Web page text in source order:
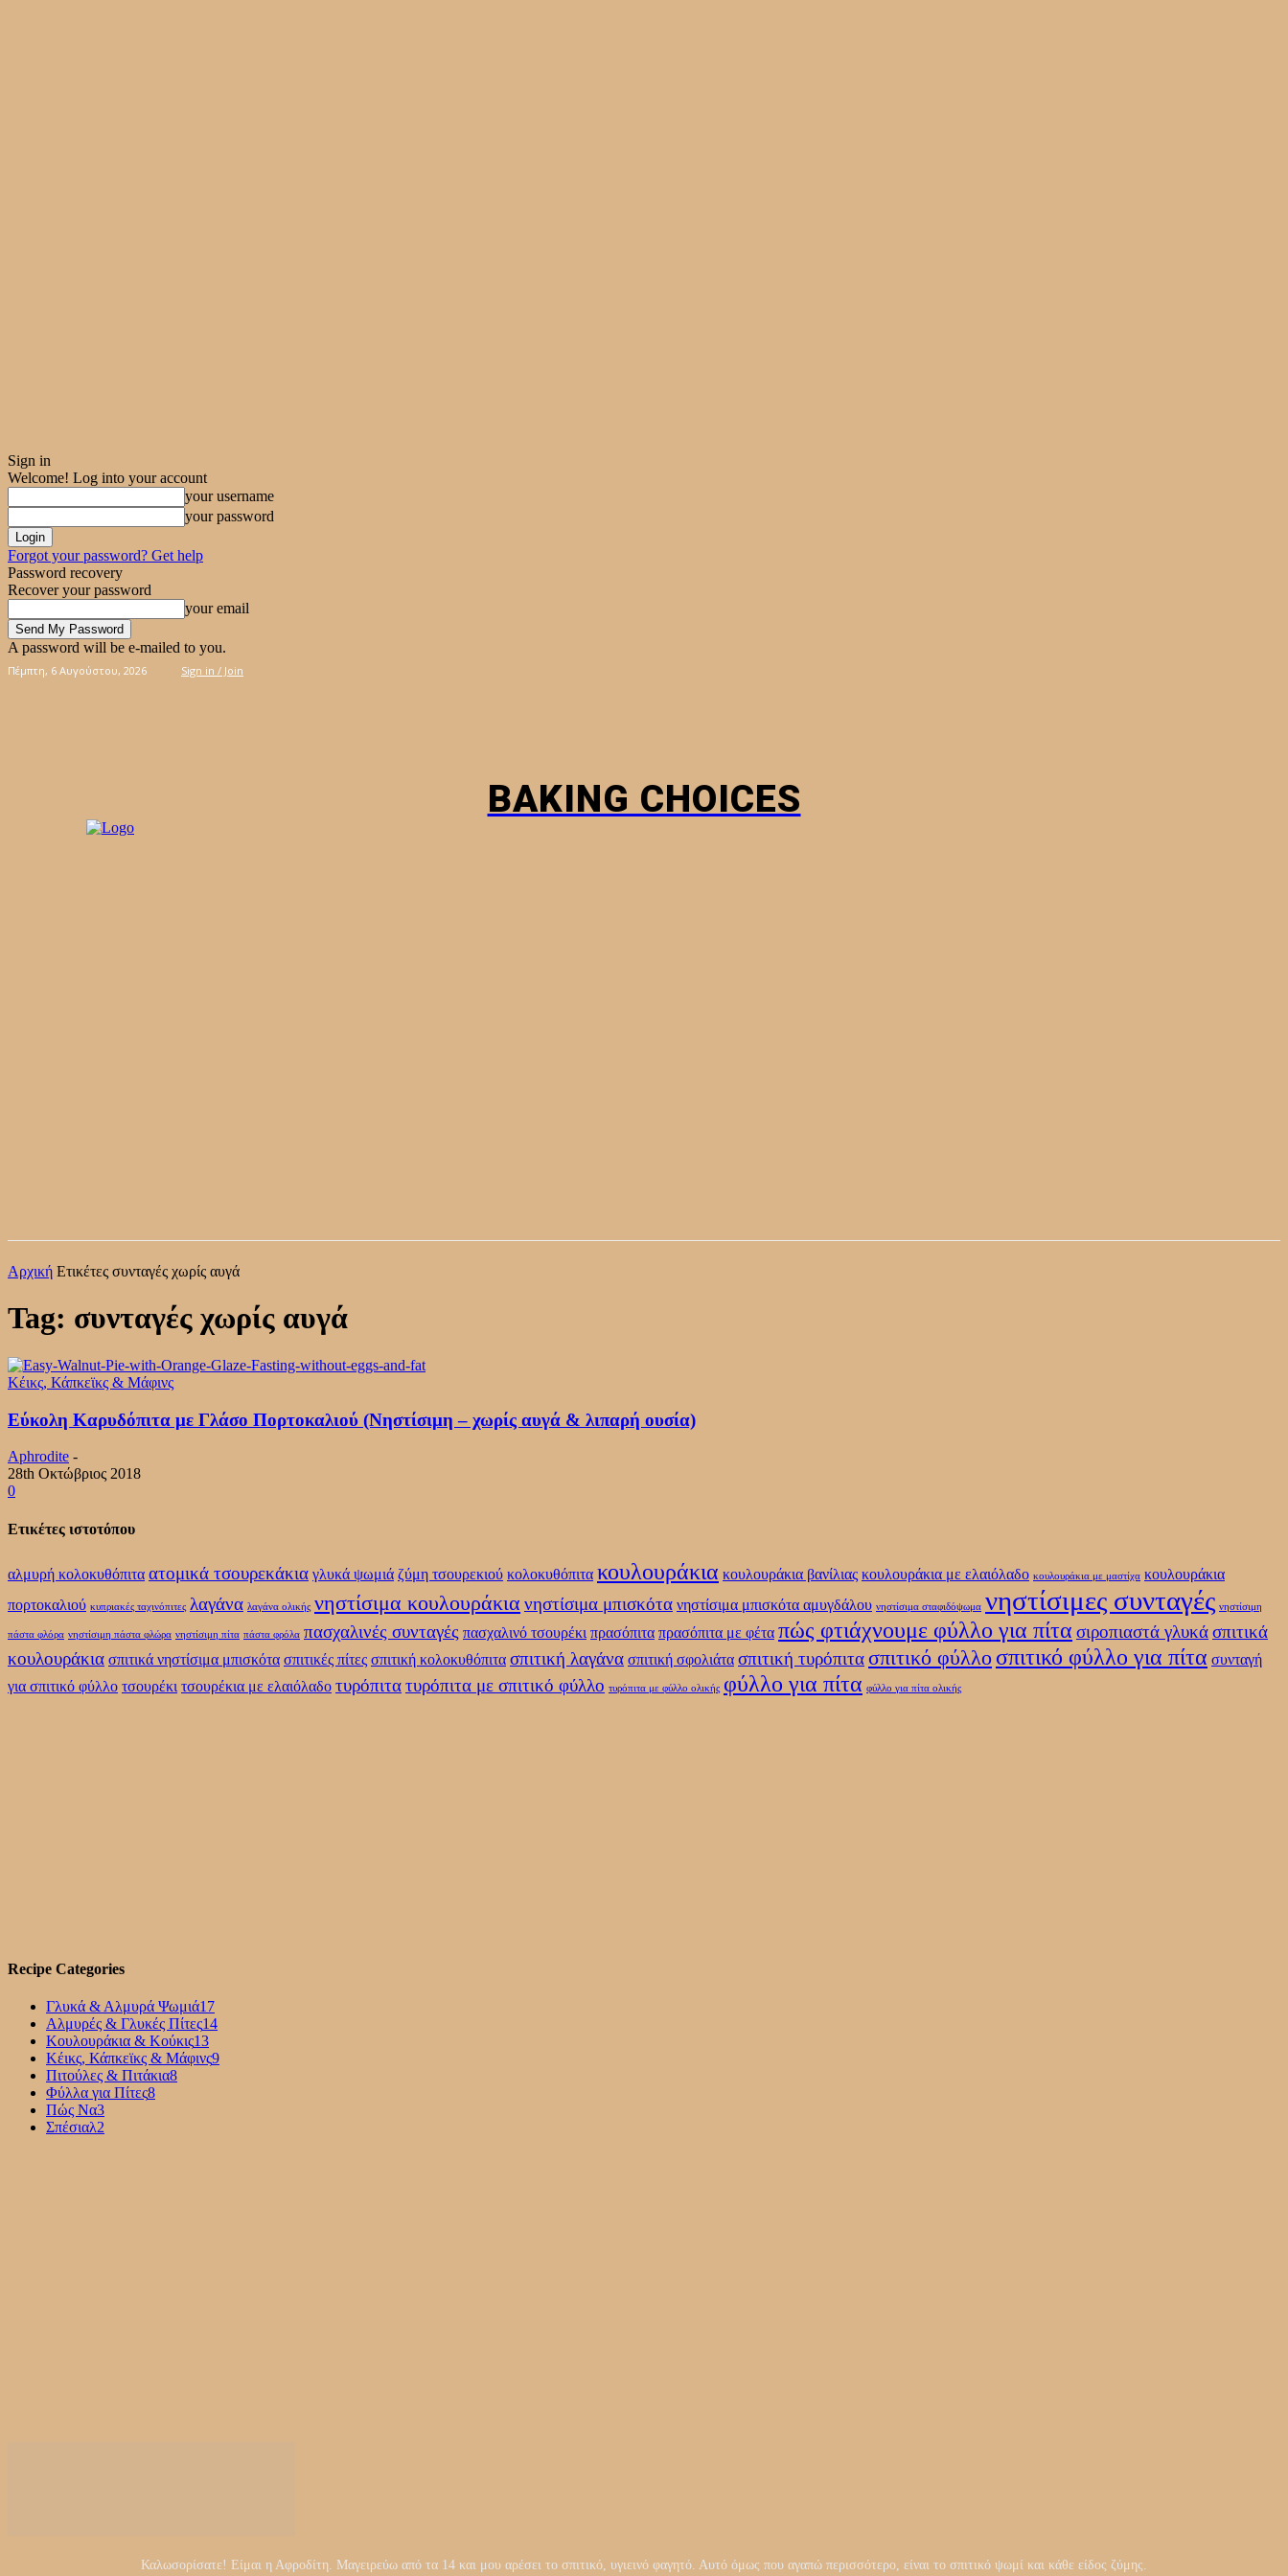
Sign in
Welcome! Log into your account
your username
your password
Forgot your password? Get help
Password recovery
Recover your password
your email
A password will be e-mailed to you.
Πέμπτη, 6 Αυγούστου, 2026 Sign in / Join
BAKING CHOICES
Αρχική Ετικέτες συνταγές χωρίς αυγά
Tag: συνταγές χωρίς αυγά
Κέικς, Κάπκεϊκς & Μάφινς
Εύκολη Καρυδόπιτα με Γλάσο Πορτοκαλιού (Νηστίσιμη – χωρίς αυγά & λιπαρή ουσία)
Aphrodite -
28th Οκτώβριος 2018
0
Ετικέτες ιστοτόπου
αλμυρή κολοκυθόπιτα ατομικά τσουρεκάκια γλυκά ψωμιά ζύμη τσουρεκιού κολοκυθόπιτα κουλουράκια κουλουράκια βανίλιας κουλουράκια με ελαιόλαδο κουλουράκια με μαστίχα κουλουράκια
πορτοκαλιού κυπριακές ταχινόπιτες λαγάνα λαγάνα ολικής νηστίσιμα κουλουράκια νηστίσιμα μπισκότα νηστίσιμα μπισκότα αμυγδάλου νηστίσιμα σταφιδόψωμα νηστίσιμες συνταγές νηστίσιμη
πάστα φλόρα νηστίσιμη πάστα φλώρα νηστίσιμη πίτα πάστα φρόλα πασχαλινές συνταγές πασχαλινό τσουρέκι πρασόπιτα πρασόπιτα με φέτα πώς φτιάχνουμε φύλλο για πίτα σιροπιαστά γλυκάσπιτικά
κουλουράκια σπιτικά νηστίσιμα μπισκότα σπιτικές πίτες σπιτική κολοκυθόπιτα σπιτική λαγάνα σπιτική σφολιάτα σπιτική τυρόπιτασπιτικό φύλλο σπιτικό φύλλο για πίτα συνταγή
για σπιτικό φύλλο τσουρέκι τσουρέκια με ελαιόλαδο τυρόπιτατυρόπιτα με σπιτικό φύλλο τυρόπιτα με φύλλο ολικής φύλλο για πίτα φύλλο για πίτα ολικής
Recipe Categories
Γλυκά & Αλμυρά Ψωμιά17
Αλμυρές & Γλυκές Πίτες14
Κουλουράκια & Κούκις13
Κέικς, Κάπκεϊκς & Μάφινς9
Πιτούλες & Πιτάκια8
Φύλλα για Πίτες8
Πώς Να3
Σπέσιαλ2
Καλωσορίσατε! Είμαι η Αφροδίτη. Μαγειρεύω από τα 14 και μου αρέσει το σπιτικό, υγιεινό φαγητό. Αυτό όμως που αγαπώ περισσότερο, είναι το σπιτικό ψωμί και κάθε είδος ζύμης.